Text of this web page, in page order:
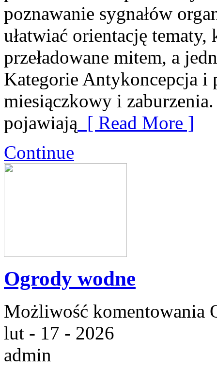
poznawanie sygnałów
ułatwiać orientację tematy,
przeładowane mitem, a
Kategorie Antykoncepcja
miesiączkowy i
pojawiają [ Read More ]
Continue
Ogrody wodne
Możliwość komentowania
lut - 17 - 2026
admin